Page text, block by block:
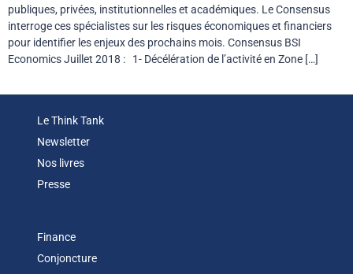
publiques, privées, institutionnelles et académiques. Le Consensus
interroge ces spécialistes sur les risques économiques et financiers
pour identifier les enjeux des prochains mois. Consensus BSI
Economics Juillet 2018 : 1- Décélération de l’activité en Zone […]
Le Think Tank
Newsletter
Nos livres
Presse
Finance
Conjoncture